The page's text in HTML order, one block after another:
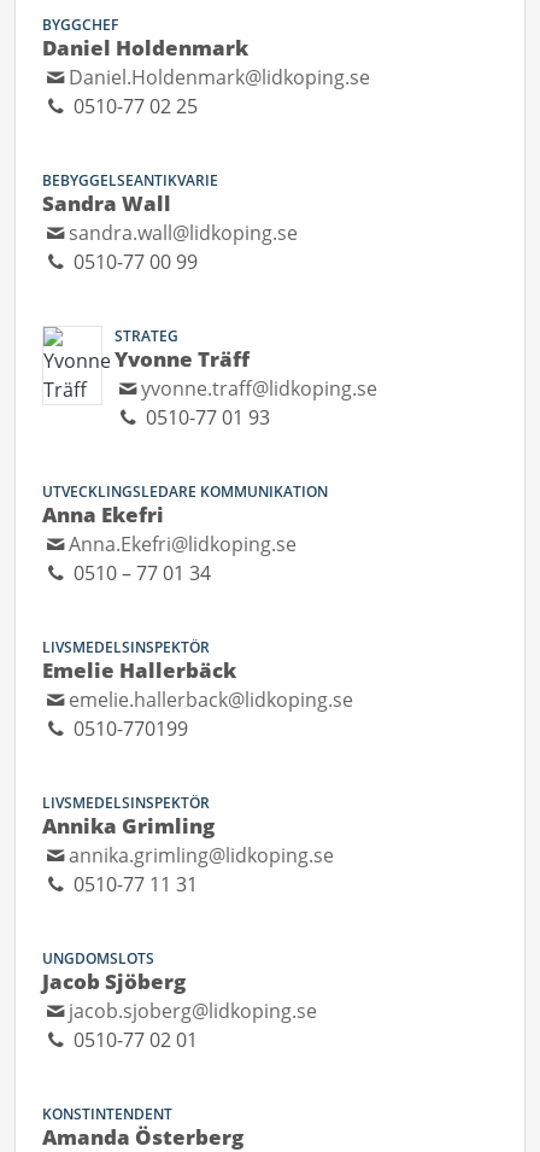
BYGGCHEF
Daniel Holdenmark
Daniel.Holdenmark@lidkoping.se
0510-77 02 25
BEBYGGELSEANTIKVARIE
Sandra Wall
sandra.wall@lidkoping.se
0510-77 00 99
STRATEG
Yvonne Träff
yvonne.traff@lidkoping.se
0510-77 01 93
UTVECKLINGSLEDARE KOMMUNIKATION
Anna Ekefri
Anna.Ekefri@lidkoping.se
0510 – 77 01 34
LIVSMEDELSINSPEKTÖR
Emelie Hallerbäck
emelie.hallerback@lidkoping.se
0510-770199
LIVSMEDELSINSPEKTÖR
Annika Grimling
annika.grimling@lidkoping.se
0510-77 11 31
UNGDOMSLOTS
Jacob Sjöberg
jacob.sjoberg@lidkoping.se
0510-77 02 01
KONSTINTENDENT
Amanda Österberg